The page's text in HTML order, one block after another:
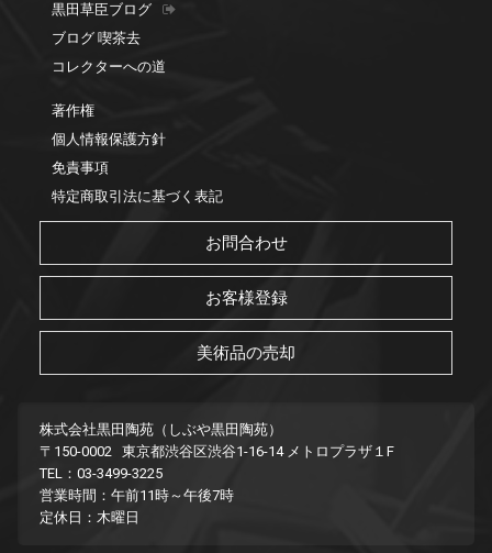
黒田草臣ブログ
ブログ 喫茶去
コレクターへの道
著作権
個人情報保護方針
免責事項
特定商取引法に基づく表記
お問合わせ
お客様登録
美術品の売却
株式会社黒田陶苑（しぶや黒田陶苑）
〒150-0002 東京都渋谷区渋谷1-16-14 メトロプラザ１F
TEL：03-3499-3225
営業時間：午前11時～午後7時
定休日：木曜日